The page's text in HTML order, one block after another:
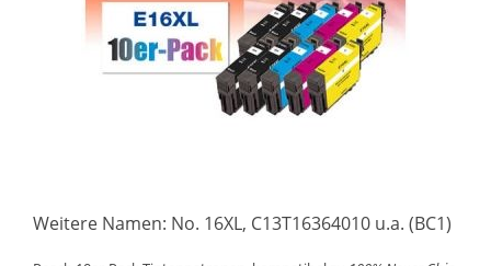
Weitere Namen: No. 16XL, C13T16364010 u.a. (BC1)